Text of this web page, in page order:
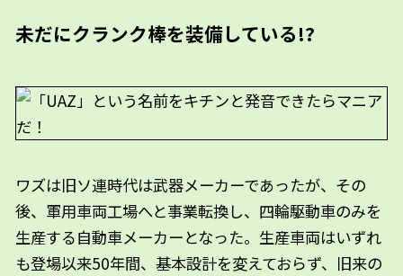
未だにクランク棒を装備している!?
ワズは旧ソ連時代は武器メーカーであったが、その
後、軍用車両工場へと事業転換し、四輪駆動車のみを
生産する自動車メーカーとなった。生産車両はいずれ
も登場以来50年間、基本設計を変えておらず、旧来の